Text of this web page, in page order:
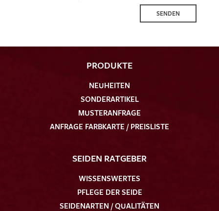
SENDEN
PRODUKTE
NEUHEITEN
SONDERARTIKEL
MUSTERANFRAGE
ANFRAGE FARBKARTE / PREISLISTE
SEIDEN RATGEBER
WISSENSWERTES
PFLEGE DER SEIDE
SEIDENARTEN / QUALITÄTEN